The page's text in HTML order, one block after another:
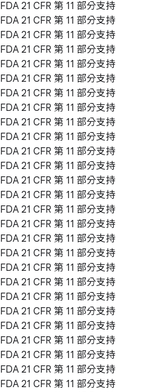
FDA 21 CFR 第 11 部分支持
FDA 21 CFR 第 11 部分支持
FDA 21 CFR 第 11 部分支持
FDA 21 CFR 第 11 部分支持
FDA 21 CFR 第 11 部分支持
FDA 21 CFR 第 11 部分支持
FDA 21 CFR 第 11 部分支持
FDA 21 CFR 第 11 部分支持
FDA 21 CFR 第 11 部分支持
FDA 21 CFR 第 11 部分支持
FDA 21 CFR 第 11 部分支持
FDA 21 CFR 第 11 部分支持
FDA 21 CFR 第 11 部分支持
FDA 21 CFR 第 11 部分支持
FDA 21 CFR 第 11 部分支持
FDA 21 CFR 第 11 部分支持
FDA 21 CFR 第 11 部分支持
FDA 21 CFR 第 11 部分支持
FDA 21 CFR 第 11 部分支持
FDA 21 CFR 第 11 部分支持
FDA 21 CFR 第 11 部分支持
FDA 21 CFR 第 11 部分支持
FDA 21 CFR 第 11 部分支持
FDA 21 CFR 第 11 部分支持
FDA 21 CFR 第 11 部分支持
FDA 21 CFR 第 11 部分支持
FDA 21 CFR 第 11 部分支持